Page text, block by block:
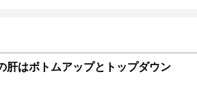
肝はボトムアップとトップダウン